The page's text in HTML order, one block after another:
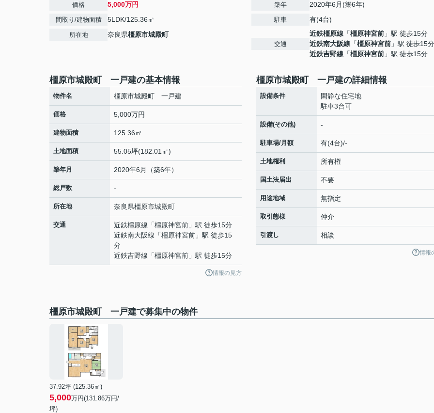
価格 5,000万円
間取り/建物面積 5LDK/125.36㎡
所在地 奈良県橿原市城殿町
築年 2020年6月(築6年)
駐車 有(4台)
交通
近鉄橿原線 「橿原神宮前 」駅 徒歩15分
近鉄南大阪線 「橿原神宮前 」駅 徒歩15分
近鉄吉野線 「橿原神宮前 」駅 徒歩15分
橿原市城殿町 一戸建の基本情報
物件名 橿原市城殿町 一戸建
価格 5,000万円
建物面積 125.36㎡
土地面積 55.05坪(182.01㎡)
築年月 2020年6月（築6年）
総戸数 -
所在地 奈良県橿原市城殿町
交通 近鉄橿原線 「橿原神宮前 」駅 徒歩15分
近鉄南大阪線 「橿原神宮前 」駅 徒歩15
分
近鉄吉野線 「橿原神宮前 」駅 徒歩15分
情報の見方
橿原市城殿町 一戸建の詳細情報
設備条件
閑静な住宅地
駐車3台可
設備(その他) -
駐車場/月額 有(4台)/-
土地権利 所有権
国土法届出 不要
用途地域 無指定
取引態様 仲介
引渡し 相談
情報
橿原市城殿町 一戸建で募集中の物件
37.92坪 (125.36㎡)
5,000万円(131.86万円/
坪)